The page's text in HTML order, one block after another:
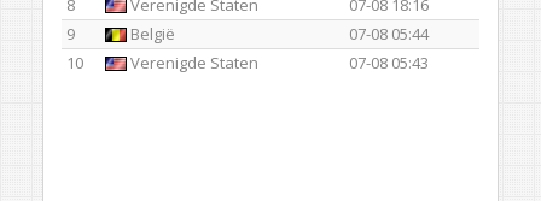
9
België
07-08 05:44
10
Verenigde Staten 07-08 05:43